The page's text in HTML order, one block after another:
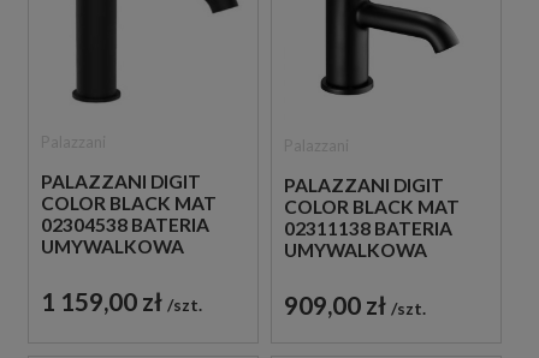
PALAZZANI DIGIT
COLOR BLACK MAT
02304538 BATERIA
UMYWALKOWA
JEDNOUCHWYTOWA
CZARNA
1 159,00 zł szt.
PALAZZANI DIGIT
COLOR BLACK MAT
02311138 BATERIA
UMYWALKOWA
JEDNOUCHWYTOWA
CZARNA
909,00 zł szt.